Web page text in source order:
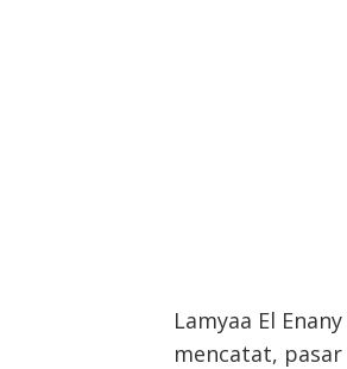
Lamyaa El
mencatat,